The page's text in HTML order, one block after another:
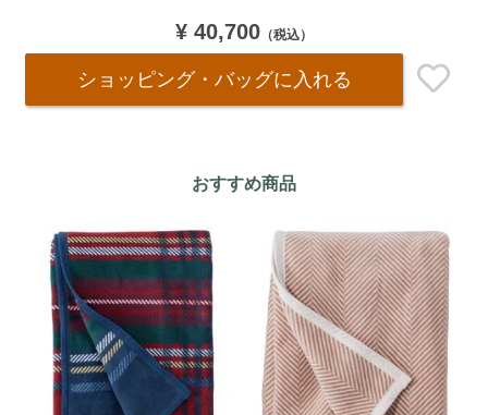
¥ 40,700 （税込）
ショッピング・バッグに入れる
おすすめ商品